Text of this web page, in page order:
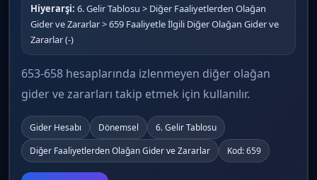
Hiyerarşi: 6. Gelir Tablosu > Diğer Faaliyetlerden Olağan
Gider ve Zararlar > 659 Faaliyetle İlgili Diğer Olağan Gider ve
Zararlar (-)
653-658 hesaplarında izlenmeyen diğer olağan
gider ve zararları takip etmek için kullanılır.
Gider Hesabı Dönemsel
6. Gelir Tablosu
Diğer Faaliyetlerden Olağan Gider ve Zararlar
Kod: 659